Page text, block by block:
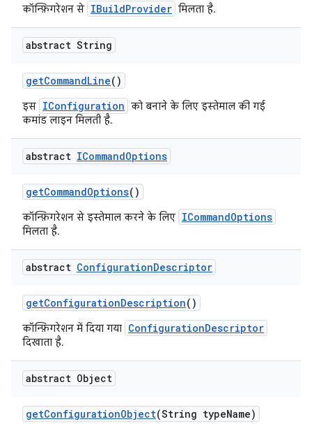
कॉन्फ़िगरेशन से IBuildProvider मिलता है.
abstract String
getCommandLine()
इस IConfiguration को बनाने के लिए इस्तेमाल की गई
कमांड लाइन मिलती है.
abstract ICommandOptions
getCommandOptions()
कॉन्फ़िगरेशन से इस्तेमाल करने के लिए ICommandOptions
मिलता है.
abstract ConfigurationDescriptor
getConfigurationDescription()
कॉन्फ़िगरेशन में दिया गया ConfigurationDescriptor
दिखाता है.
abstract Object
getConfigurationObject(String typeName)